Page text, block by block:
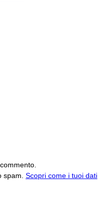
spam. Scopri come i tuoi dati